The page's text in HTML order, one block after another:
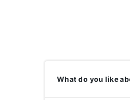
What do you like